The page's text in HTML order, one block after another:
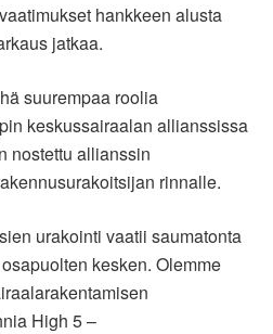
hankkeen alusta
jatkaa.
suurempaa roolia
keskussairaalan allianssissa
nostettu allianssin
rinnalle.
urakointi vaatii saumatonta
kesken. Olemme
High 5 –